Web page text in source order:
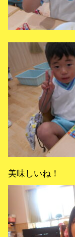
美味しいね！